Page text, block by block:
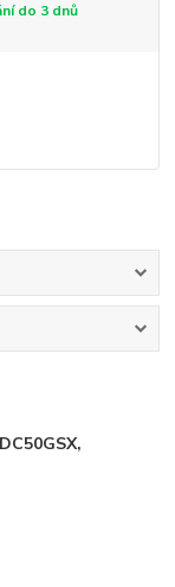
do 3 dnů